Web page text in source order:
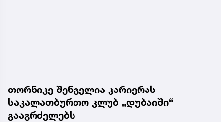
თორნიკე შენგელია კარიერას
საკალათბურთო კლუბ „დუბაიში“
გააგრძელებს